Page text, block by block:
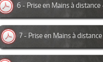
6 - Prise en Mains à distance
7 - Prise en Mains à